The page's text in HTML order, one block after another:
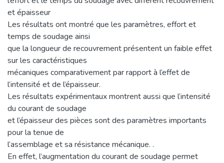
et épaisseur
Les résultats ont montré que les paramètres, effort et
temps de soudage ainsi
que la longueur de recouvrement présentent un faible effet
sur les caractéristiques
mécaniques comparativement par rapport à l’effet de
l’intensité et de l’épaisseur.
Les résultats expérimentaux montrent aussi que l’intensité
du courant de soudage
et l’épaisseur des pièces sont des paramètres importants
pour la tenue de
l’assemblage et sa résistance mécanique. .
En effet, l’augmentation du courant de soudage permet